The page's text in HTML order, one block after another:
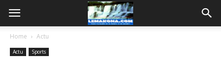
Home Actu
Actu Sports